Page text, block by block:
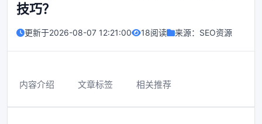
技巧？
更新于2026-08-07 12:21:00 18阅读 来源： SEO资源
内容介绍 文章标签 相关推荐